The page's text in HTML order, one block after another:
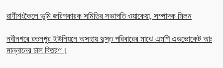
রাণীশংকৈলে ভূমি জরিপকারক সমিতির সভাপতি ওয়াকেয়া, সম্পাদক মিলন
নবীনগরে রতনপুর ইউনিয়নে অসহায় দুস্ত পরিবারের মাঝে এমপি এডভোকেট আঃ
মান্নানের চাল বিতরণ।